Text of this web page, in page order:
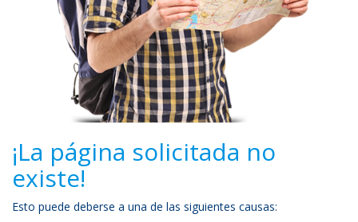
¡La página solicitada no
existe!
Esto puede deberse a una de las siguientes causas: